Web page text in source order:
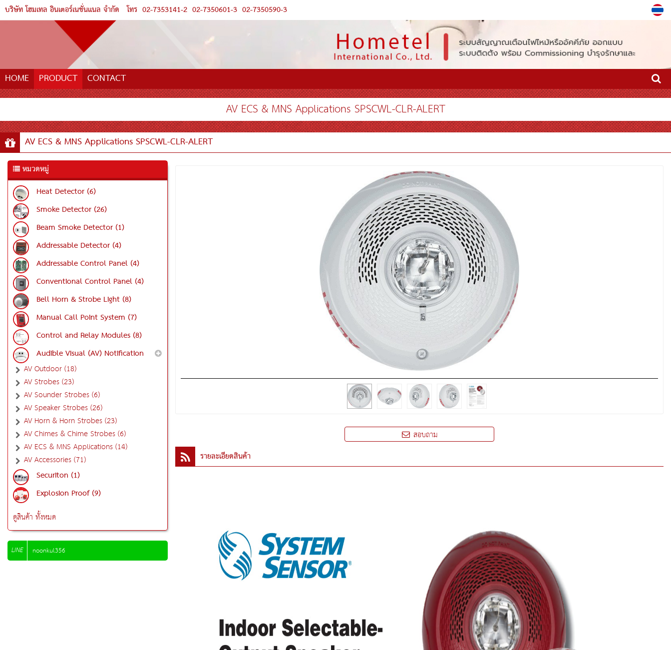
บริษัท โฮมเทล อินเตอร์เนชั่นแนล จำกัด โทร 02-7353141-2 02-7350601-3 02-7350590-3
HOME PRODUCT CONTACT
AV ECS & MNS Applications SPSCWL-CLR-ALERT
AV ECS & MNS Applications SPSCWL-CLR-ALERT
หมวดหมู่
Heat Detector (6)
Smoke Detector (26)
Beam Smoke Detector (1)
Addressable Detector (4)
Addressable Control Panel (4)
Conventional Control Panel (4)
Bell Horn & Strobe Light (8)
Manual Call Point System (7)
Control and Relay Modules (8)
Audible Visual (AV) Notification
AV Outdoor (18)
AV Strobes (23)
AV Sounder Strobes (6)
AV Speaker Strobes (26)
AV Horn & Horn Strobes (23)
AV Chimes & Chime Strobes (6)
AV ECS & MNS Applications (14)
AV Accessories (71)
Securiton (1)
Explosion Proof (9)
ดูสินค้า ทั้งหมด
LINE noonkul356
สอบถาม
รายละเอียดสินค้า